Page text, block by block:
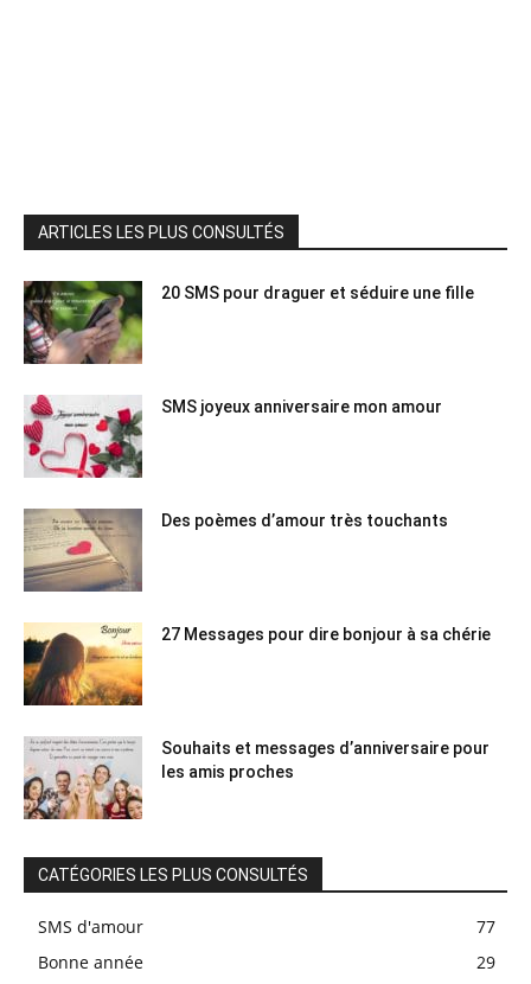
ARTICLES LES PLUS CONSULTÉS
20 SMS pour draguer et séduire une fille
SMS joyeux anniversaire mon amour
Des poèmes d’amour très touchants
27 Messages pour dire bonjour à sa chérie
Souhaits et messages d’anniversaire pour
les amis proches
CATÉGORIES LES PLUS CONSULTÉS
SMS d'amour
77
Bonne année
29